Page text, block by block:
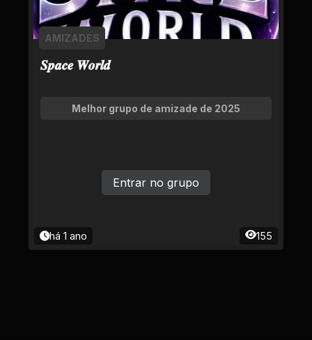
𝑺𝒑𝒂𝒄𝒆 𝑾𝒐𝒓𝒍𝒅
AMIZADES
Melhor grupo de amizade de 2025
há 1 ano 155
Entrar no grupo